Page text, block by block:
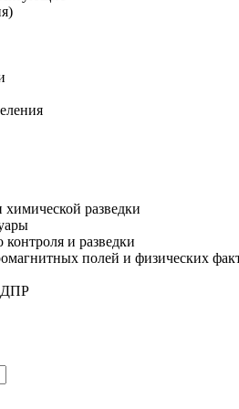
разведки
и разведки
полей и физических
ДПР